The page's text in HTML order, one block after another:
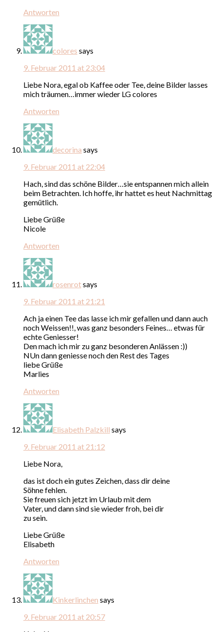
Antworten
colores says
9. Februar 2011 at 23:04
Liebe Nora, egal ob Kaffee oder Tee, deine Bilder lasses
mich träumen…immer wieder LG colores
Antworten
decorina says
9. Februar 2011 at 22:04
Hach, sind das schöne Bilder…sie entspannen mich allein
beim Betrachten. Ich hoffe, ihr hattet es heut Nachmittag
gemütlich.
Liebe Grüße
Nicole
Antworten
rosenrotsays
9. Februar 2011 at 21:21
Ach ja einen Tee das lasse ich mir gefallen und dann auch
noch Weissen!!, was ganz besonders Feines… etwas für
echte Geniesser!
Den mach ich mir zu ganz besonderen Anlässen :))
NUn dann geniesse noch den Rest des Tages
liebe Grüße
Marlies
Antworten
Elisabeth Palzkill says
9. Februar 2011 at 21:12
Liebe Nora,
das ist doch ein gutes Zeichen, dass dir deine
Söhne fehlen.
Sie freuen sich jetzt im Urlaub mit dem
Vater, und dann sind sie wieder froh, bei dir
zu sein.
Liebe Grüße
Elisabeth
Antworten
Kinkerlinchen says
9. Februar 2011 at 20:57